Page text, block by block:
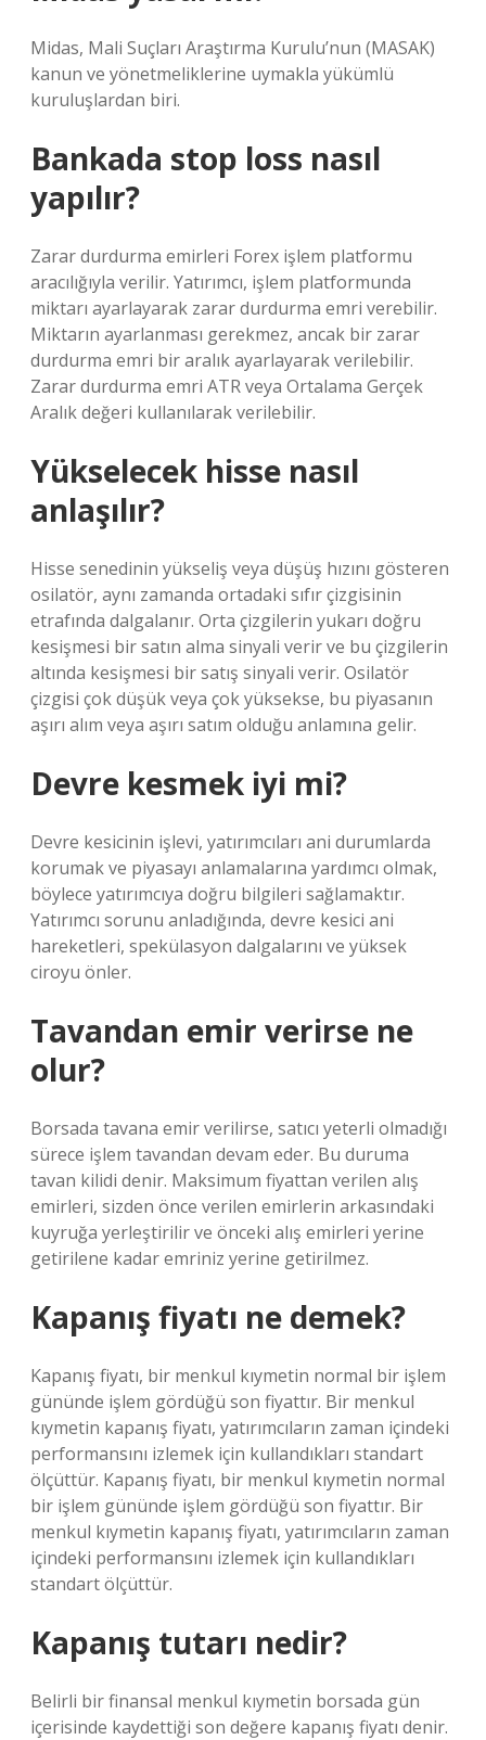
Midas, Mali Suçları Araştırma Kurulu’nun (MASAK)
kanun ve yönetmeliklerine uymakla yükümlü
kuruluşlardan biri.
Bankada stop loss nasıl
yapılır?
Zarar durdurma emirleri Forex işlem platformu
aracılığıyla verilir. Yatırımcı, işlem platformunda
miktarı ayarlayarak zarar durdurma emri verebilir.
Miktarın ayarlanması gerekmez, ancak bir zarar
durdurma emri bir aralık ayarlayarak verilebilir.
Zarar durdurma emri ATR veya Ortalama Gerçek
Aralık değeri kullanılarak verilebilir.
Yükselecek hisse nasıl
anlaşılır?
Hisse senedinin yükseliş veya düşüş hızını gösteren
osilatör, aynı zamanda ortadaki sıfır çizgisinin
etrafında dalgalanır. Orta çizgilerin yukarı doğru
kesişmesi bir satın alma sinyali verir ve bu çizgilerin
altında kesişmesi bir satış sinyali verir. Osilatör
çizgisi çok düşük veya çok yüksekse, bu piyasanın
aşırı alım veya aşırı satım olduğu anlamına gelir.
Devre kesmek iyi mi?
Devre kesicinin işlevi, yatırımcıları ani durumlarda
korumak ve piyasayı anlamalarına yardımcı olmak,
böylece yatırımcıya doğru bilgileri sağlamaktır.
Yatırımcı sorunu anladığında, devre kesici ani
hareketleri, spekülasyon dalgalarını ve yüksek
ciroyu önler.
Tavandan emir verirse ne
olur?
Borsada tavana emir verilirse, satıcı yeterli olmadığı
sürece işlem tavandan devam eder. Bu duruma
tavan kilidi denir. Maksimum fiyattan verilen alış
emirleri, sizden önce verilen emirlerin arkasındaki
kuyruğa yerleştirilir ve önceki alış emirleri yerine
getirilene kadar emriniz yerine getirilmez.
Kapanış fiyatı ne demek?
Kapanış fiyatı, bir menkul kıymetin normal bir işlem
gününde işlem gördüğü son fiyattır. Bir menkul
kıymetin kapanış fiyatı, yatırımcıların zaman içindeki
performansını izlemek için kullandıkları standart
ölçüttür. Kapanış fiyatı, bir menkul kıymetin normal
bir işlem gününde işlem gördüğü son fiyattır. Bir
menkul kıymetin kapanış fiyatı, yatırımcıların zaman
içindeki performansını izlemek için kullandıkları
standart ölçüttür.
Kapanış tutarı nedir?
Belirli bir finansal menkul kıymetin borsada gün
içerisinde kaydettiği son değere kapanış fiyatı denir.